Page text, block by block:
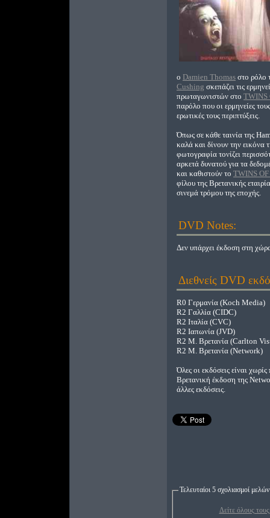
ο Damien Thomas στο ρόλο
Cushing σκεπάζει τις
πρωταγωνιστών στο TWINS
παρόλο που οι ερμηνείες
ερωτικές τους περιπτύξεις.
Όπως σε κάθε ταινία της
καλά και δίνουν την εικόνα
φωτογραφία τονίζει
αρκετά δυνατού για τα
και καθιστούν το TWINS
φίλου της Βρετανικής
σινεμά τρόμου της εποχής.
DVD Notes:
Δεν υπάρχει έκδοση στη
Διεθνείς DVD
R0 Γερμανία (Koch Media)
R2 Γαλλία (CIDC)
R2 Ιταλία (CVC)
R2 Ιαπωνία (JVD)
R2 Μ. Βρετανία (Carlton
R2 Μ. Βρετανία (Network)
Όλες οι εκδόσεις είναι
Βρετανική έκδοση της
άλλες εκδόσεις.
Τελευταίοι 5 σχολιασμοί μελών
Δείτε όλους